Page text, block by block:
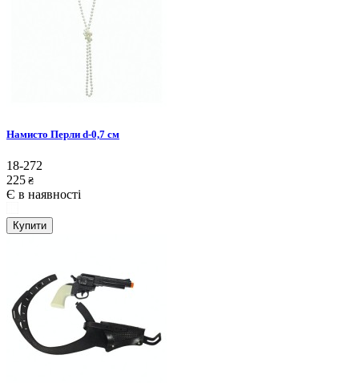
Намисто Перли d-0,7 см
18-272
225 ₴
Є в наявності
Купити